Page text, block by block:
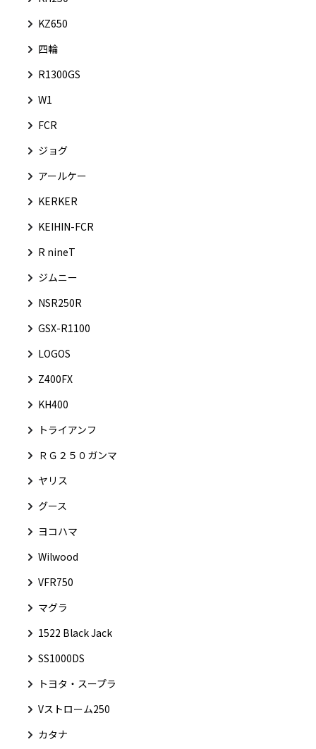
KZ650
四輪
R1300GS
W1
FCR
ジョグ
アールケー
KERKER
KEIHIN-FCR
R nineT
ジムニー
NSR250R
GSX-R1100
LOGOS
Z400FX
KH400
トライアンフ
ＲＧ２５０ガンマ
ヤリス
グース
ヨコハマ
Wilwood
VFR750
マグラ
1522 Black Jack
SS1000DS
トヨタ・スープラ
Vストローム250
カタナ